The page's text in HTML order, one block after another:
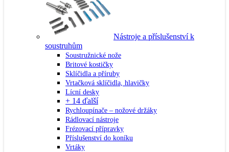
Nástroje a příslušenství k
soustruhům
Soustružnické nože
Britové kostičky
Sklíčidla a příruby
Vrtačková sklíčidla, hlavičky
Lícní desky
+ 14 ďalší
Rychloupínače – nožové držáky
Rádlovací nástroje
Frézovací přípravky
Příslušenství do koníku
Vrtáky